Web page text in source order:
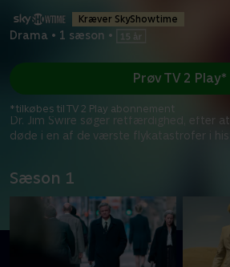
Kræver SkyShowtime
Drama • 1 sæson •
Dr. Jim Swire søger retfærdighed, efter
døde i en af de værste flykatastrofer i
Prøv TV 2 Play*
*tilkøbes til TV 2 Play abonnement
Sæson 1